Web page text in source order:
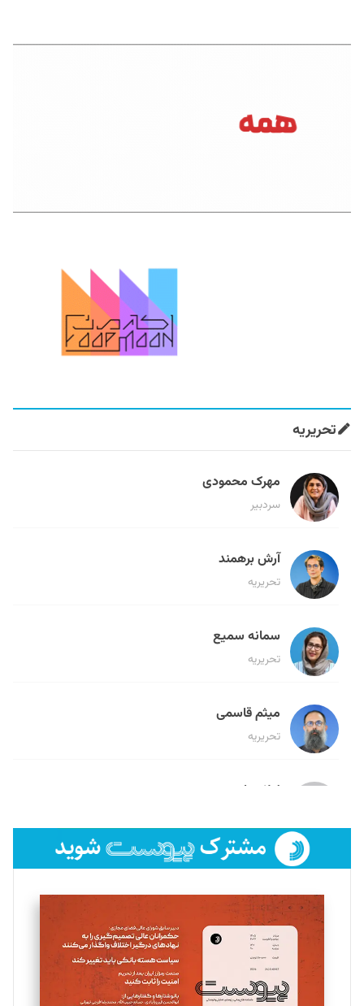
تحریریه
مهرک محمودی
سردبیر
آرش برهمند
تحریریه
سمانه سمیع
تحریریه
میثم قاسمی
تحریریه
لیلا حنارود
فائزه فتحی رستمی
تحریریه
سروش کرمیان
تحریریه